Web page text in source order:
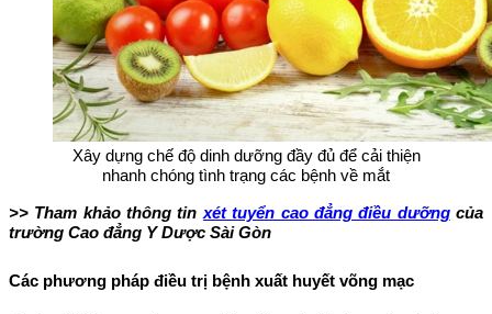
Xây dựng chế độ dinh dưỡng đầy đủ để cải thiện
nhanh chóng tình trạng các bệnh về mắt
>> Tham khảo thông tin xét tuyển cao đẳng điều dưỡngcủa
trường Cao đẳng Y Dược Sài Gòn
Các phương pháp điều trị bệnh xuất huyết võng mạc